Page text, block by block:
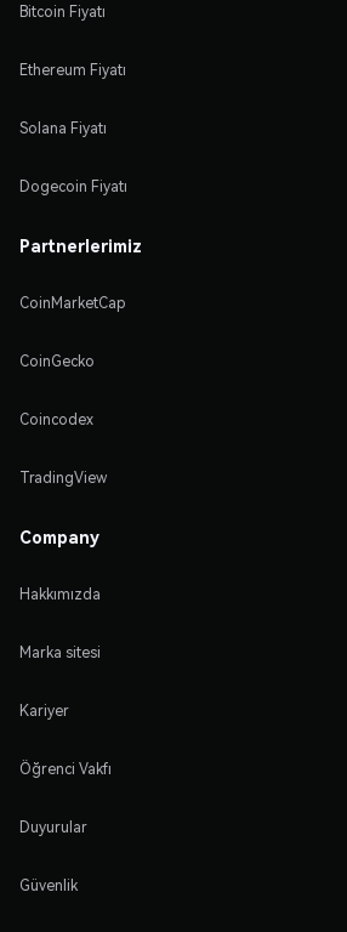
Bitcoin Fiyatı
Ethereum Fiyatı
Solana Fiyatı
Dogecoin Fiyatı
Partnerlerimiz
CoinMarketCap
CoinGecko
Coincodex
TradingView
Company
Hakkımızda
Marka sitesi
Kariyer
Öğrenci Vakfı
Duyurular
Güvenlik